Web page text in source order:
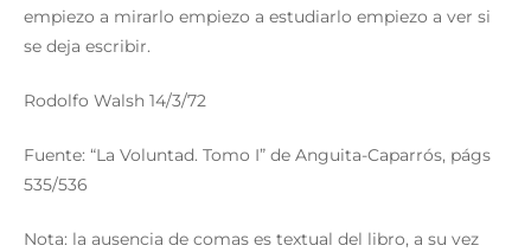
empiezo a mirarlo empiezo a estudiarlo empiezo a ver si
se deja escribir.
Rodolfo Walsh 14/3/72
Fuente: “La Voluntad. Tomo I” de Anguita-Caparrós, págs
535/536
Nota: la ausencia de comas es textual del libro, a su vez